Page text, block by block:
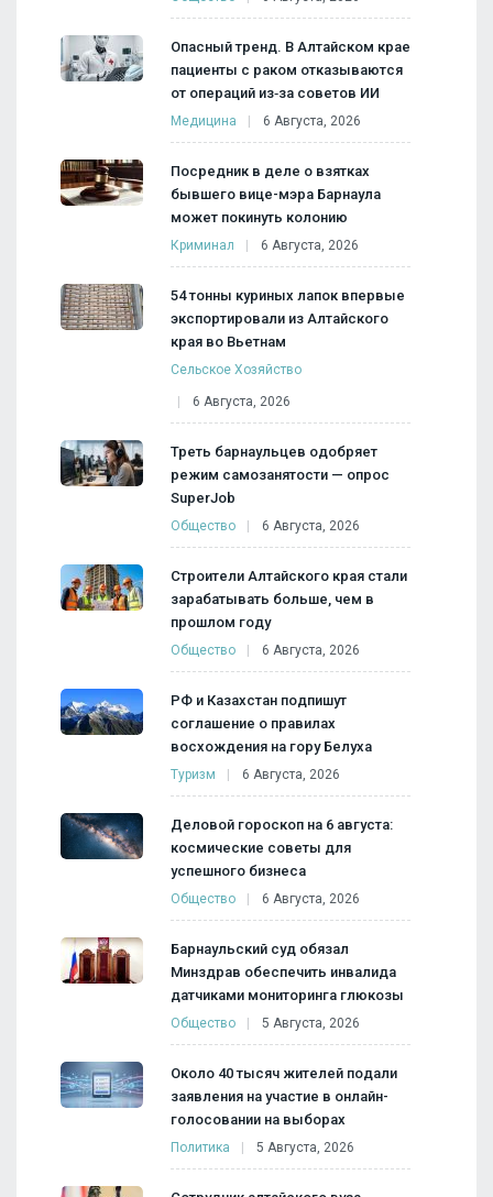
Опасный тренд. В Алтайском крае
пациенты с раком отказываются
от операций из‑за советов ИИ
Медицина 6 Августа, 2026
Посредник в деле о взятках
бывшего вице-мэра Барнаула
может покинуть колонию
Криминал 6 Августа, 2026
54 тонны куриных лапок впервые
экспортировали из Алтайского
края во Вьетнам
Сельское Хозяйство
6 Августа, 2026
Треть барнаульцев одобряет
режим самозанятости — опрос
SuperJob
Общество 6 Августа, 2026
Строители Алтайского края стали
зарабатывать больше, чем в
прошлом году
Общество 6 Августа, 2026
РФ и Казахстан подпишут
соглашение о правилах
восхождения на гору Белуха
Туризм 6 Августа, 2026
Деловой гороскоп на 6 августа:
космические советы для
успешного бизнеса
Общество 6 Августа, 2026
Барнаульский суд обязал
Минздрав обеспечить инвалида
датчиками мониторинга глюкозы
Общество 5 Августа, 2026
Около 40 тысяч жителей подали
заявления на участие в онлайн-
голосовании на выборах
Политика 5 Августа, 2026